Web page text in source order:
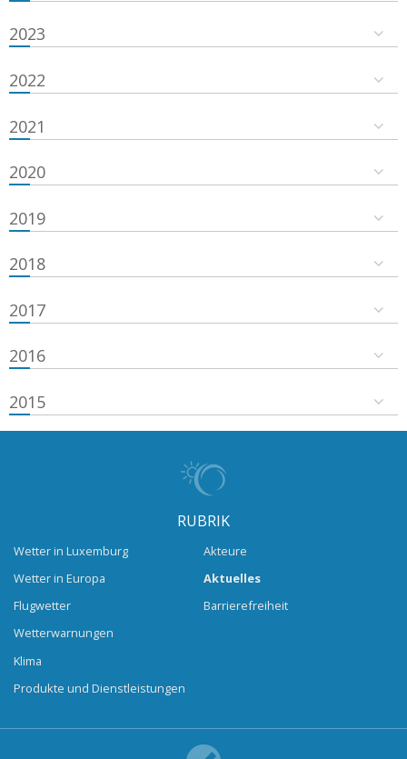
2023
2022
2021
2020
2019
2018
2017
2016
2015
RUBRIK
Wetter in Luxemburg
Wetter in Europa
Flugwetter
Wetterwarnungen
Klima
Produkte und Dienstleistungen
Akteure
Aktuelles
Barrierefreiheit